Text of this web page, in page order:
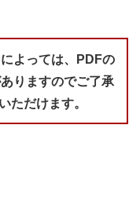
よっては、PDFの
りますのでご了承
ただけます。